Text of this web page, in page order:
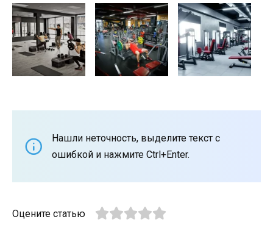
Нашли неточность, выделите текст с
ошибкой и нажмите Ctrl+Enter.
Оцените статью